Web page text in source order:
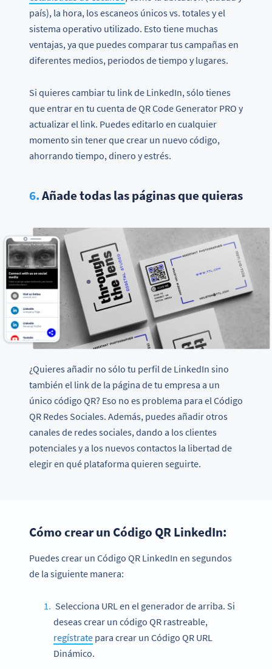
país), la hora, los escaneos únicos vs. totales y el
sistema operativo utilizado. Esto tiene muchas
ventajas, ya que puedes comparar tus campañas en
diferentes medios, periodos de tiempo y lugares.
Si quieres cambiar tu link de LinkedIn, sólo tienes
que entrar en tu cuenta de QR Code Generator PRO y
actualizar el link. Puedes editarlo en cualquier
momento sin tener que crear un nuevo código,
ahorrando tiempo, dinero y estrés.
6.Añade todas las páginas que quieras
¿Quieres añadir no sólo tu perfil de LinkedIn sino
también el link de la página de tu empresa a un
único código QR? Eso no es problema para el Código
QR Redes Sociales. Además, puedes añadir otros
canales de redes sociales, dando a los clientes
potenciales y a los nuevos contactos la libertad de
elegir en qué plataforma quieren seguirte.
Cómo crear un Código QR LinkedIn:
Puedes crear un Código QR LinkedIn en segundos
de la siguiente manera:
Selecciona URL en el generador de arriba. Si
deseas crear un código QR rastreable,
regístrate para crear un Código QR URL
Dinámico.